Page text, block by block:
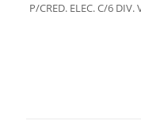
P/CRED. ELEC. C/6 DIV.